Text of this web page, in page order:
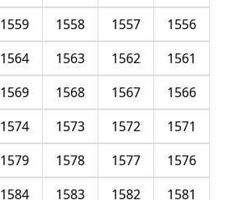
1556
1557
1558
1559
1561
1562
1563
1564
1566
1567
1568
1569
1571
1572
1573
1574
1576
1577
1578
1579
1581
1582
1583
1584